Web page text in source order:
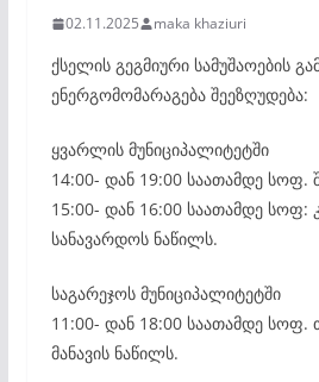
02.11.2025 maka khaziuri
ქსელის გეგმიური სამუშაოების
ენერგომომარაგება შეეზღუდება:
ყვარლის მუნიციპალიტეტში
14:00- დან 19:00 საათამდე სოფ.
15:00- დან 16:00 საათამდე სოფ:
სანავარდოს ნაწილს.
საგარეჯოს მუნიციპალიტეტში
11:00- დან 18:00 საათამდე
მანავის ნაწილს.